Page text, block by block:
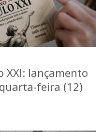
XXI: lançamento
feira (12)